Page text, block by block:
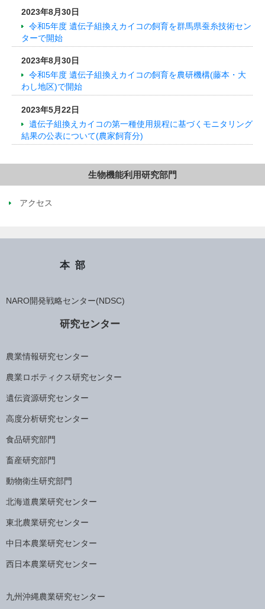
2023年8月30日
令和5年度 遺伝子組換えカイコの飼育を群馬県蚕糸技術セン
ターで開始
2023年8月30日
令和5年度 遺伝子組換えカイコの飼育を農研機構(藤本・大
わし地区)で開始
2023年5月22日
遺伝子組換えカイコの第一種使用規程に基づくモニタリング
結果の公表について(農家飼育分)
生物機能利用研究部門
アクセス
本部
NARO開発戦略センター(NDSC)
研究センター
農業情報研究センター
農業ロボティクス研究センター
遺伝資源研究センター
高度分析研究センター
食品研究部門
畜産研究部門
動物衛生研究部門
北海道農業研究センター
東北農業研究センター
中日本農業研究センター
西日本農業研究センター
九州沖縄農業研究センター